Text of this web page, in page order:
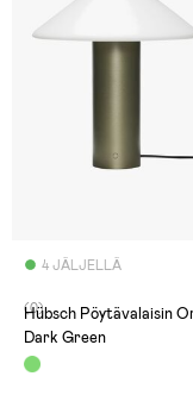
4 JÄLJELLÄ
(0)
Hübsch Pöytävalaisin
Dark Green